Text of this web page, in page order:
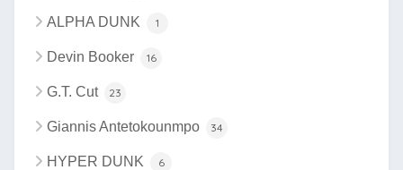
ALPHA DUNK 1
Devin Booker 16
G.T. Cut 23
Giannis Antetokounmpo 34
HYPER DUNK 6